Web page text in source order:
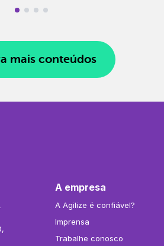
mais conteúdos
A empresa
A Agilize é confiável?
Imprensa
Trabalhe conosco